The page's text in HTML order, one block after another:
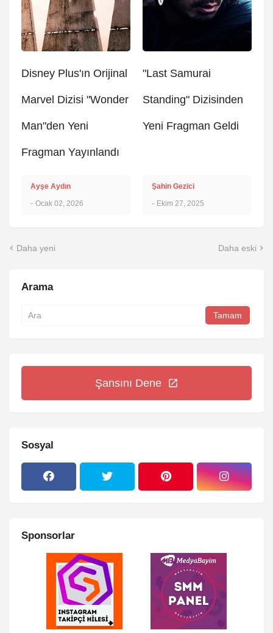
Disney Plus'ın Orijinal
Marvel Dizisi "Wonder
Man"den Yeni
Fragman Yayınlandı
Ayşe Aydın
- Ocak 02, 2026
"Last Samurai
Standing" Dizisinden
Yeni Fragman Geldi
Şahin Gezici
- Ekim 27, 2025
Daha yeni Daha eski
Arama
Şansını Dene
Sosyal
Sponsorlar